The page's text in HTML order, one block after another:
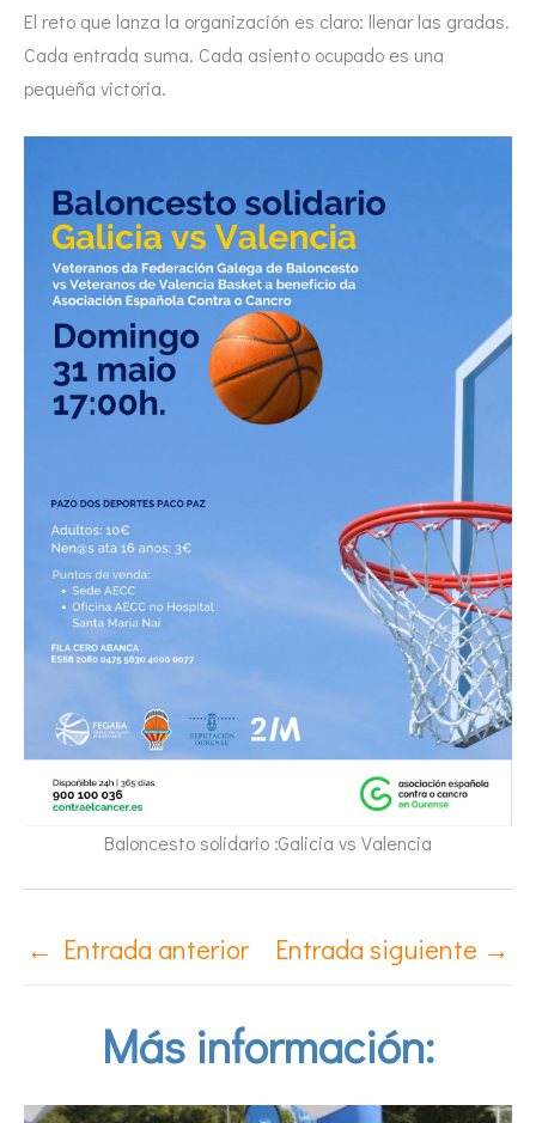
El reto que lanza la organización es claro: llenar las gradas.
Cada entrada suma. Cada asiento ocupado es una
pequeña victoria.
Baloncesto solidario :Galicia vs Valencia
← Entrada anterior Entrada siguiente →
Más información: